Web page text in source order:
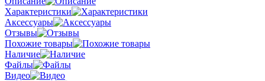
Характеристики
Аксессуары
Отзывы
Похожие товары
Наличие
Файлы
Видео